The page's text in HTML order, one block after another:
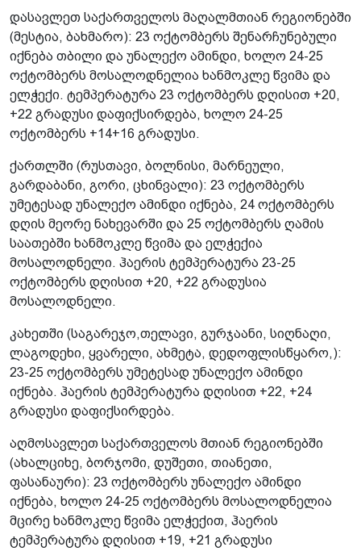
დასავლეთ საქართველოს მაღალმთიან რეგიონებში
(მესტია, ბახმარო): 23 ოქტომბერს შენარჩუნებული
იქნება თბილი და უნალექო ამინდი, ხოლო 24-25
ოქტომბერს მოსალოდნელია ხანმოკლე წვიმა და
ელჭექი. ტემპერატურა 23 ოქტომბერს დღისით +20,
+22 გრადუსი დაფიქსირდება, ხოლო 24-25
ოქტომბერს +14+16 გრადუსი.
ქართლში (რუსთავი, ბოლნისი, მარნეული,
გარდაბანი, გორი, ცხინვალი): 23 ოქტომბერს
უმეტესად უნალექო ამინდი იქნება, 24 ოქტომბერს
დღის მეორე ნახევარში და 25 ოქტომბერს ღამის
საათებში ხანმოკლე წვიმა და ელჭექია
მოსალოდნელი. ჰაერის ტემპერატურა 23-25
ოქტომბერს დღისით +20, +22 გრადუსია
მოსალოდნელი.
კახეთში (საგარეჯო,თელავი, გურჯაანი, სიღნაღი,
ლაგოდეხი, ყვარელი, ახმეტა, დედოფლისწყარო,):
23-25 ოქტომბერს უმეტესად უნალექო ამინდი
იქნება. ჰაერის ტემპერატურა დღისით +22, +24
გრადუსი დაფიქსირდება.
აღმოსავლეთ საქართველოს მთიან რეგიონებში
(ახალციხე, ბორჯომი, დუშეთი, თიანეთი,
ფასანაური): 23 ოქტომბერს უნალექო ამინდი
იქნება, ხოლო 24-25 ოქტომბერს მოსალოდნელია
მცირე ხანმოკლე წვიმა ელჭექით, ჰაერის
ტემპერატურა დღისით +19, +21 გრადუსი